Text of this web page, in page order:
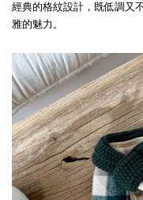
經典的格紋設計，既低調又
雅的魅力。